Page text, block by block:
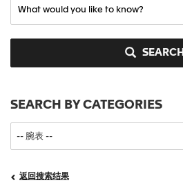
SEARCH
SEARCH BY CATEGORIES
返回搜索结果